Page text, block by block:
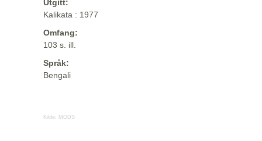
Utgitt:
Kalikata : 1977
Omfang:
103 s. ill.
Språk:
Bengali
Kilde: MODS